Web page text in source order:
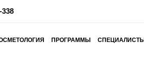
338
ПРОГРАММЫ СПЕЦИАЛИСТЫ